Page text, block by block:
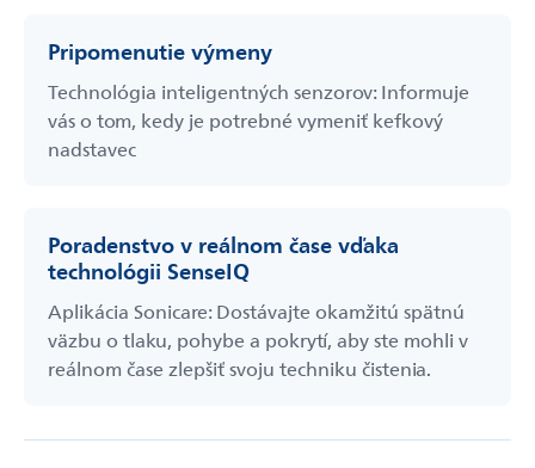
Pripomenutie výmeny
Technológia inteligentných senzorov: Informuje
vás o tom, kedy je potrebné vymeniť kefkový
nadstavec
Poradenstvo v reálnom čase vďaka
technológii SenseIQ
Aplikácia Sonicare: Dostávajte okamžitú spätnú
väzbu o tlaku, pohybe a pokrytí, aby ste mohli v
reálnom čase zlepšiť svoju techniku čistenia.